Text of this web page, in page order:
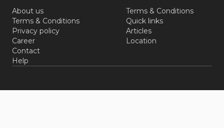
About us
Terms & Conditions
Privacy policy
Career
Contact
Help
Terms & Conditions
Quick links
Articles
Location